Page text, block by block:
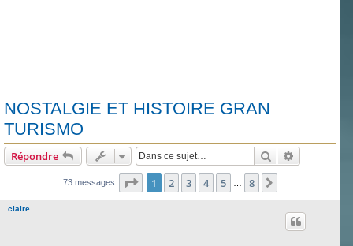
NOSTALGIE ET HISTOIRE GRAN
TURISMO
Répondre Rechercher
73 messages Page 1sur8
1 2 3 4 5 8
claire